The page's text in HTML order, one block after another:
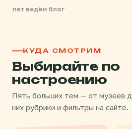
лет ведём блог
КУДА СМОТРИМ
Выбирайте по
настроению
Пять больших тем — от музеев
них рубрики и фильтры на сайте.